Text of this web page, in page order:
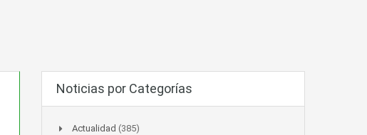
Noticias por Categorías
Actualidad (385)